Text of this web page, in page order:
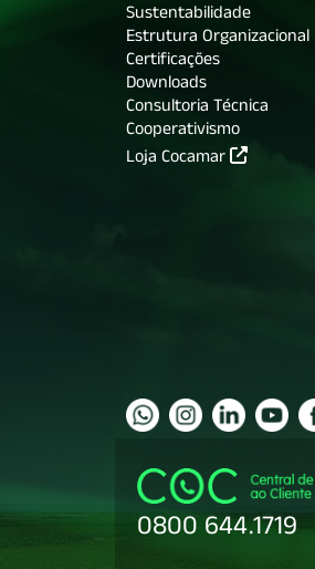
Sustentabilidade
Estrutura Organizacional
Certificações
Downloads
Consultoria Técnica
Cooperativismo
Loja Cocamar
0800 644.1719